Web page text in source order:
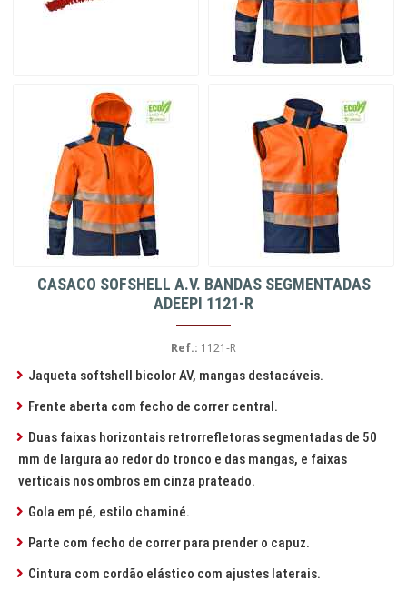
CASACO SOFSHELL A.V. BANDAS SEGMENTADAS
ADEEPI 1121-R
Ref.: 1121-R
Jaqueta softshell bicolor AV, mangas destacáveis.
Frente aberta com fecho de correr central.
Duas faixas horizontais retrorrefletoras segmentadas de 50
mm de largura ao redor do tronco e das mangas, e faixas
verticais nos ombros em cinza prateado.
Gola em pé, estilo chaminé.
Parte com fecho de correr para prender o capuz.
Cintura com cordão elástico com ajustes laterais.